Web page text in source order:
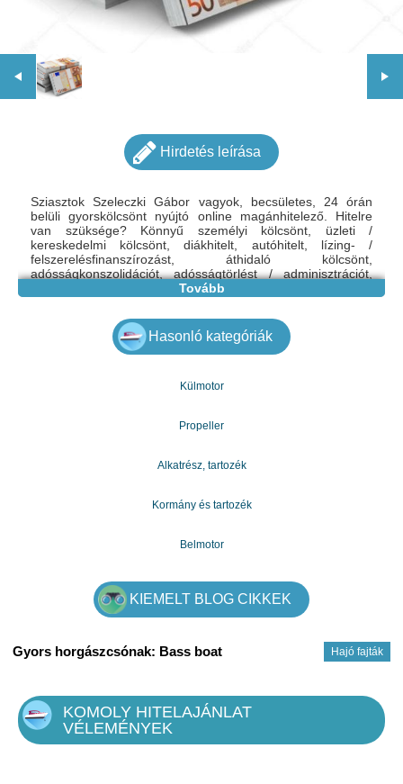
Hirdetés leírása
Sziasztok Szeleczki Gábor vagyok, becsületes, 24 órán
belüli gyorskölcsönt nyújtó online magánhitelező. Hitelre
van szüksége? Könnyű személyi kölcsönt, üzleti /
kereskedelmi kölcsönt, diákhitelt, autóhitelt, lízing- /
felszerelésfinanszírozást, áthidaló kölcsönt,
adósságkonszolidációt, adósságtörlést / adminisztrációt,
lakáshitelt és karácsonyi hiteleket, kötvényeket stb. kínálok.
30 év. Ha érdekelnek a fenti ajánlatok, engedd meg, hogy a
mai napon segítsek a bizonyított hiteles tapasztalatommal!
Vegye fel velem a kapcsolatot e-mailben:
Tovább
Hasonló kategóriák
Külmotor
Propeller
Alkatrész, tartozék
Kormány és tartozék
Belmotor
KIEMELT BLOG CIKKEK
Hajó fajták
Gyors horgászcsónak: Bass boat
KOMOLY HITELAJÁNLAT
VÉLEMÉNYEK